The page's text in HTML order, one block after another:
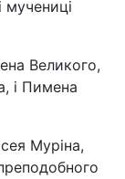
мучениці
Великого,
і Пимена
Муріна,